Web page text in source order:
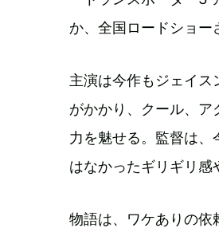
か、全国ロードショー
主演は今作もジェイス
がかかり、クール、
力を魅せる。監督は
はなかったギリギリ感
物語は、ワケありの依